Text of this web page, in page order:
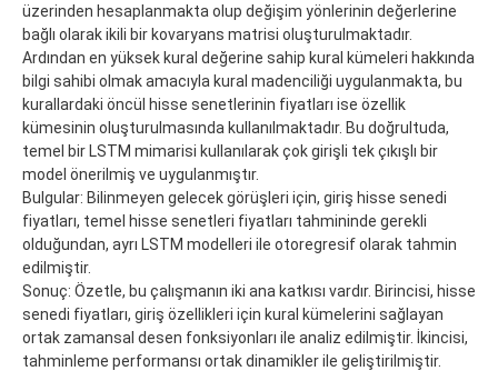
üzerinden hesaplanmakta olup değişim yönlerinin değerlerine
bağlı olarak ikili bir kovaryans matrisi oluşturulmaktadır.
Ardından en yüksek kural değerine sahip kural kümeleri hakkında
bilgi sahibi olmak amacıyla kural madenciliği uygulanmakta, bu
kurallardaki öncül hisse senetlerinin fiyatları ise özellik
kümesinin oluşturulmasında kullanılmaktadır. Bu doğrultuda,
temel bir LSTM mimarisi kullanılarak çok girişli tek çıkışlı bir
model önerilmiş ve uygulanmıştır.
Bulgular: Bilinmeyen gelecek görüşleri için, giriş hisse senedi
fiyatları, temel hisse senetleri fiyatları tahmininde gerekli
olduğundan, ayrı LSTM modelleri ile otoregresif olarak tahmin
edilmiştir.
Sonuç: Özetle, bu çalışmanın iki ana katkısı vardır. Birincisi, hisse
senedi fiyatları, giriş özellikleri için kural kümelerini sağlayan
ortak zamansal desen fonksiyonları ile analiz edilmiştir. İkincisi,
tahminleme performansı ortak dinamikler ile geliştirilmiştir.